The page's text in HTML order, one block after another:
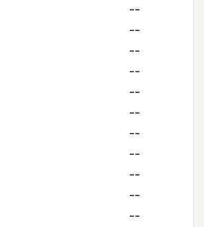
--
--
--
--
--
--
--
--
--
--
--